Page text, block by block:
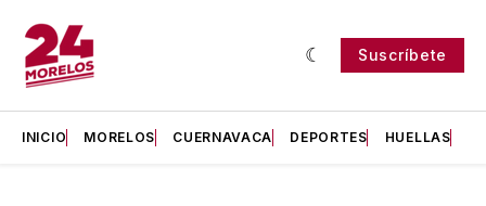
Suscríbete
INICIO MORELOS CUERNAVACA DEPORTES HUELLAS